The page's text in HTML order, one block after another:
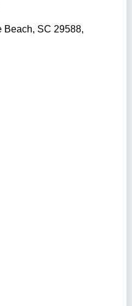
Beach, SC 29588,